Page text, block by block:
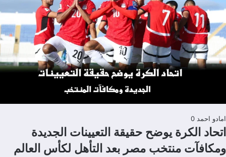
امادو احمد 0
اتحاد الكرة يوضح حقيقة التعيينات الجديدة
ومكافآت منتخب مصر بعد التأهل لكأس العالم